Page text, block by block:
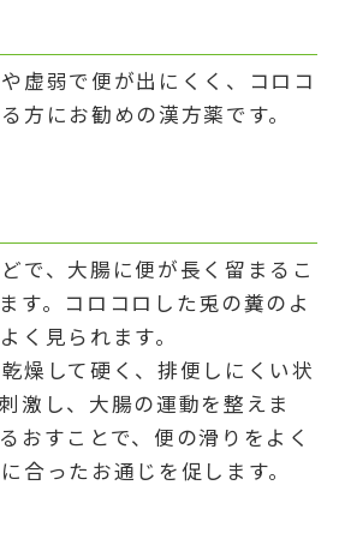
虚弱で便が出にくく、コロコ
方にお勧めの漢方薬です。
で、大腸に便が長く留まるこ
す。コロコロした兎の糞のよ
く見られます。
燥して硬く、排便しにくい状
激し、大腸の運動を整えま
おすことで、便の滑りをよく
合ったお通じを促します。